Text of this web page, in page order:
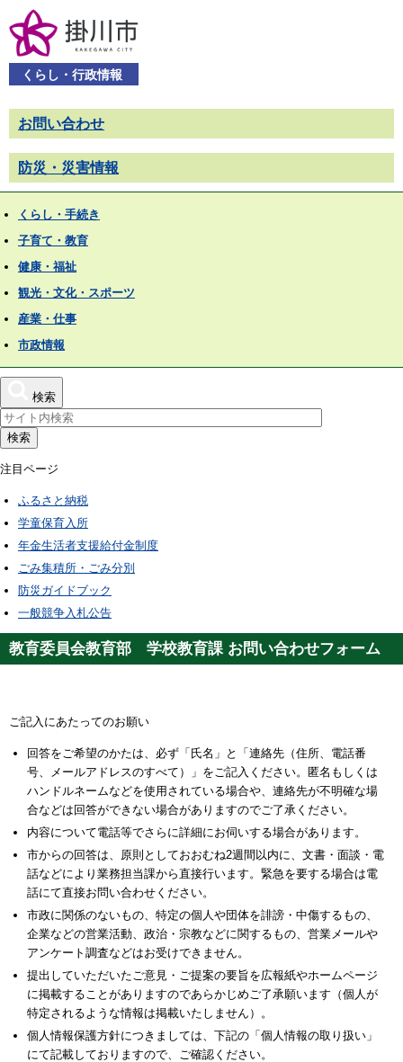
くらし・行政情報
お問い合わせ
防災・災害情報
くらし・手続き
子育て・教育
健康・福祉
観光・文化・スポーツ
産業・仕事
市政情報
検索
検索
注目ページ
ふるさと納税
学童保育入所
年金生活者支援給付金制度
ごみ集積所・ごみ分別
防災ガイドブック
一般競争入札公告
教育委員会教育部 学校教育課 お問い合わせフォーム
ご記入にあたってのお願い
回答をご希望のかたは、必ず「氏名」と「連絡先（住所、電話番
号、メールアドレスのすべて）」をご記入ください。匿名もしくは
ハンドルネームなどを使用されている場合や、連絡先が不明確な場
合などは回答ができない場合がありますのでご了承ください。
内容について電話等でさらに詳細にお伺いする場合があります。
市からの回答は、原則としておおむね2週間以内に、文書・面談・電
話などにより業務担当課から直接行います。緊急を要する場合は電
話にて直接お問い合わせください。
市政に関係のないもの、特定の個人や団体を誹謗・中傷するもの、
企業などの営業活動、政治・宗教などに関するもの、営業メールや
アンケート調査などはお受けできません。
提出していただいたご意見・ご提案の要旨を広報紙やホームページ
に掲載することがありますのであらかじめご了承願います（個人が
特定されるような情報は掲載いたしません）。
個人情報保護方針につきましては、下記の「個人情報の取り扱い」
にて記載しておりますので、ご確認ください。